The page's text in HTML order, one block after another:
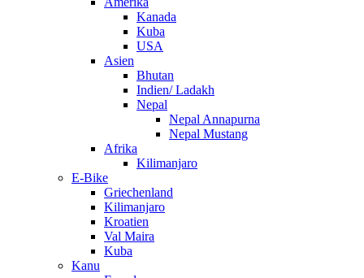
Kanada
Kuba
USA
Asien
Bhutan
Indien/ Ladakh
Nepal
Nepal Annapurna
Nepal Mustang
Afrika
Kilimanjaro
E-Bike
Griechenland
Kilimanjaro
Kroatien
Val Maira
Kuba
Kanu